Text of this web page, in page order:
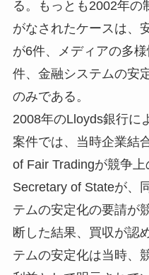
る。もっとも2002年の
がなされたケースは、
が6件、メディアの多
件、金融システムの安
のみである。
2008年のLloyds銀行に
案件では、当時企業結
of Fair Tradingが競争上
Secretary of Stateが、
テムの安定化の要請が
断した結果、買収が認
テムの安定化は当時、